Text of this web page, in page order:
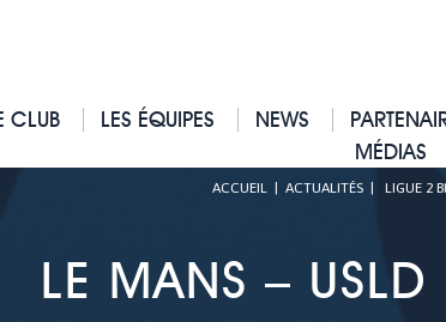
CLUB LES ÉQUIPES NEWS
MÉDIAS
ACCUEIL ACTUALITÉS LIGUE 2
LE MANS – USLD